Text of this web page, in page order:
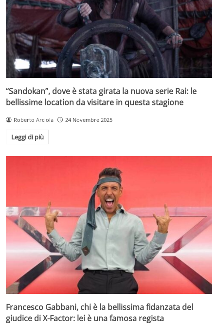
“Sandokan”, dove è stata girata la nuova serie Rai: le
bellissime location da visitare in questa stagione
Roberto Arciola 24 Novembre 2025
Leggi di più
Francesco Gabbani, chi è la bellissima fidanzata del
giudice di X-Factor: lei è una famosa regista